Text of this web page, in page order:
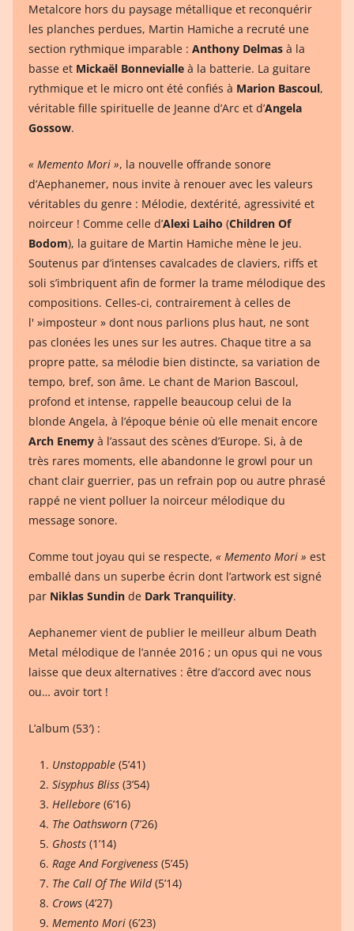
Metalcore hors du paysage métallique et reconquérir
les planches perdues, Martin Hamiche a recruté une
section rythmique imparable : Anthony Delmas à la
basse et Mickaël Bonnevialle à la batterie. La guitare
rythmique et le micro ont été confiés à Marion Bascoul,
véritable fille spirituelle de Jeanne d’Arc et d’Angela
Gossow.
« Memento Mori », la nouvelle offrande sonore
d’Aephanemer, nous invite à renouer avec les valeurs
véritables du genre : Mélodie, dextérité, agressivité et
noirceur ! Comme celle d’Alexi Laiho (Children Of
Bodom), la guitare de Martin Hamiche mène le jeu.
Soutenus par d’intenses cavalcades de claviers, riffs et
soli s’imbriquent afin de former la trame mélodique des
compositions. Celles-ci, contrairement à celles de
l' »imposteur » dont nous parlions plus haut, ne sont
pas clonées les unes sur les autres. Chaque titre a sa
propre patte, sa mélodie bien distincte, sa variation de
tempo, bref, son âme. Le chant de Marion Bascoul,
profond et intense, rappelle beaucoup celui de la
blonde Angela, à l’époque bénie où elle menait encore
Arch Enemy à l’assaut des scènes d’Europe. Si, à de
très rares moments, elle abandonne le growl pour un
chant clair guerrier, pas un refrain pop ou autre phrasé
rappé ne vient polluer la noirceur mélodique du
message sonore.
Comme tout joyau qui se respecte, « Memento Mori » est
emballé dans un superbe écrin dont l’artwork est signé
par Niklas Sundin de Dark Tranquility.
Aephanemer vient de publier le meilleur album Death
Metal mélodique de l’année 2016 ; un opus qui ne vous
laisse que deux alternatives : être d’accord avec nous
ou… avoir tort !
L’album (53′) :
Unstoppable (5’41)
Sisyphus Bliss (3’54)
Hellebore (6’16)
The Oathsworn (7’26)
Ghosts (1’14)
Rage And Forgiveness (5’45)
The Call Of The Wild(5’14)
Crows (4’27)
Memento Mori (6’23)